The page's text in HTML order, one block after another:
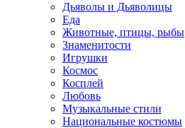
Дьяволы и Дьяволицы
Еда
Животные, птицы, рыбы
Знаменитости
Игрушки
Космос
Косплей
Любовь
Музыкальные стили
Национальные костюмы